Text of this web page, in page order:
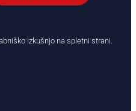
izkušnjo na spletni strani.